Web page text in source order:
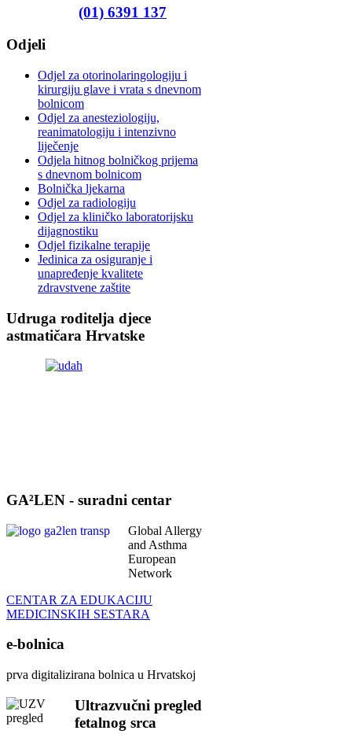
(01) 6391 137
Odjeli
Odjel za otorinolaringologiju i
kirurgiju glave i vrata s dnevnom
bolnicom
Odjel za anesteziologiju,
reanimatologiju i intenzivno
liječenje
Odjela hitnog bolničkog prijema
s dnevnom bolnicom
Bolnička ljekarna
Odjel za radiologiju
Odjel za kliničko laboratorijsku
dijagnostiku
Odjel fizikalne terapije
Jedinica za osiguranje i
unapređenje kvalitete
zdravstvene zaštite
Udruga roditelja djece
astmatičara Hrvatske
GA²LEN - suradni centar
Global Allergy
and Asthma
European
Network
CENTAR ZA EDUKACIJU
MEDICINSKIH SESTARA
e-bolnica
prva digitalizirana bolnica u Hrvatskoj
Ultrazvučni pregled
fetalnog srca